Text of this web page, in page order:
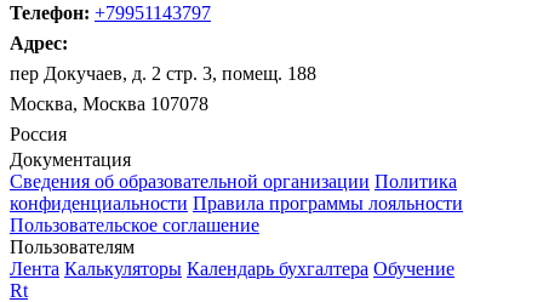
Телефон: +79951143797
Адрес:
пер Докучаев, д. 2 стр. 3, помещ. 188
Москва, Москва 107078
Россия
Документация
Сведения об образовательной организации Политика
конфиденциальности Правила программы лояльности
Пользовательское соглашение
Пользователям
Лента Калькуляторы Календарь бухгалтера Обучение
Rt